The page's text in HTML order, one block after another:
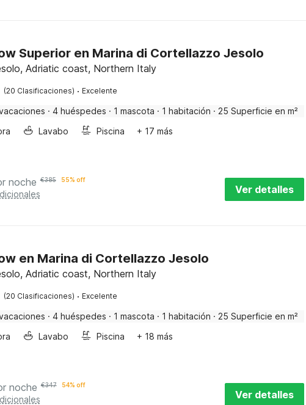
Superior en Marina di Cortellazzo Jesolo
Adriatic coast, Northern Italy
(20 Clasificaciones) · Excelente
· 4 huéspedes · 1 mascota · 1 habitación · 25 Superficie en m²
Lavabo Piscina + 17 más
noche €385 55% off
Ver detalles
en Marina di Cortellazzo Jesolo
Adriatic coast, Northern Italy
(20 Clasificaciones) · Excelente
· 4 huéspedes · 1 mascota · 1 habitación · 25 Superficie en m²
Lavabo Piscina + 18 más
noche €347 54% off
Ver detalles